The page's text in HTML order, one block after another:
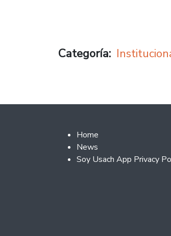
Categoría
Footer 2
Home
News
Soy Usach App Privacy